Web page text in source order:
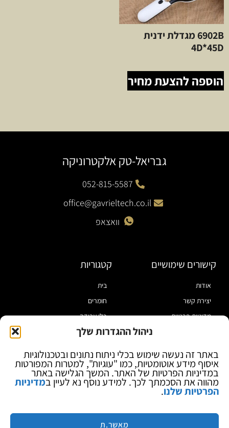
ניהול ההגדרות שלך
באתר זה נעשה שימוש בכלי ניתוח נתונים ובטכנולוגיות
איסוף מידע אוטומטיות, כמו "עוגיות", למטרות המפורטות
במדיניות הפרטיות של האתר. המשך הגלישה באתר
מהווה את הסכמתך לכך. למידע נוסף נא לעיין במדיניות
הפרטיות שלנו.
מאשר.ת
6902B מגדלת ידנית
4D*45D
הוספה להצעת מחיר
גבריאל-טק אלקטרוניקה
052-815-5587
office@gavrieltech.co.il
וואצאפ
קישורים שימושיים
אודות
יצירת קשר
מדיניות פרטיות
בלוג
קטגוריות
בית
חומרים
כלי עבודה
מוצרי הלחמה
ספקי כח ומודדים
ציוד אופטי להגדלה
מותגים